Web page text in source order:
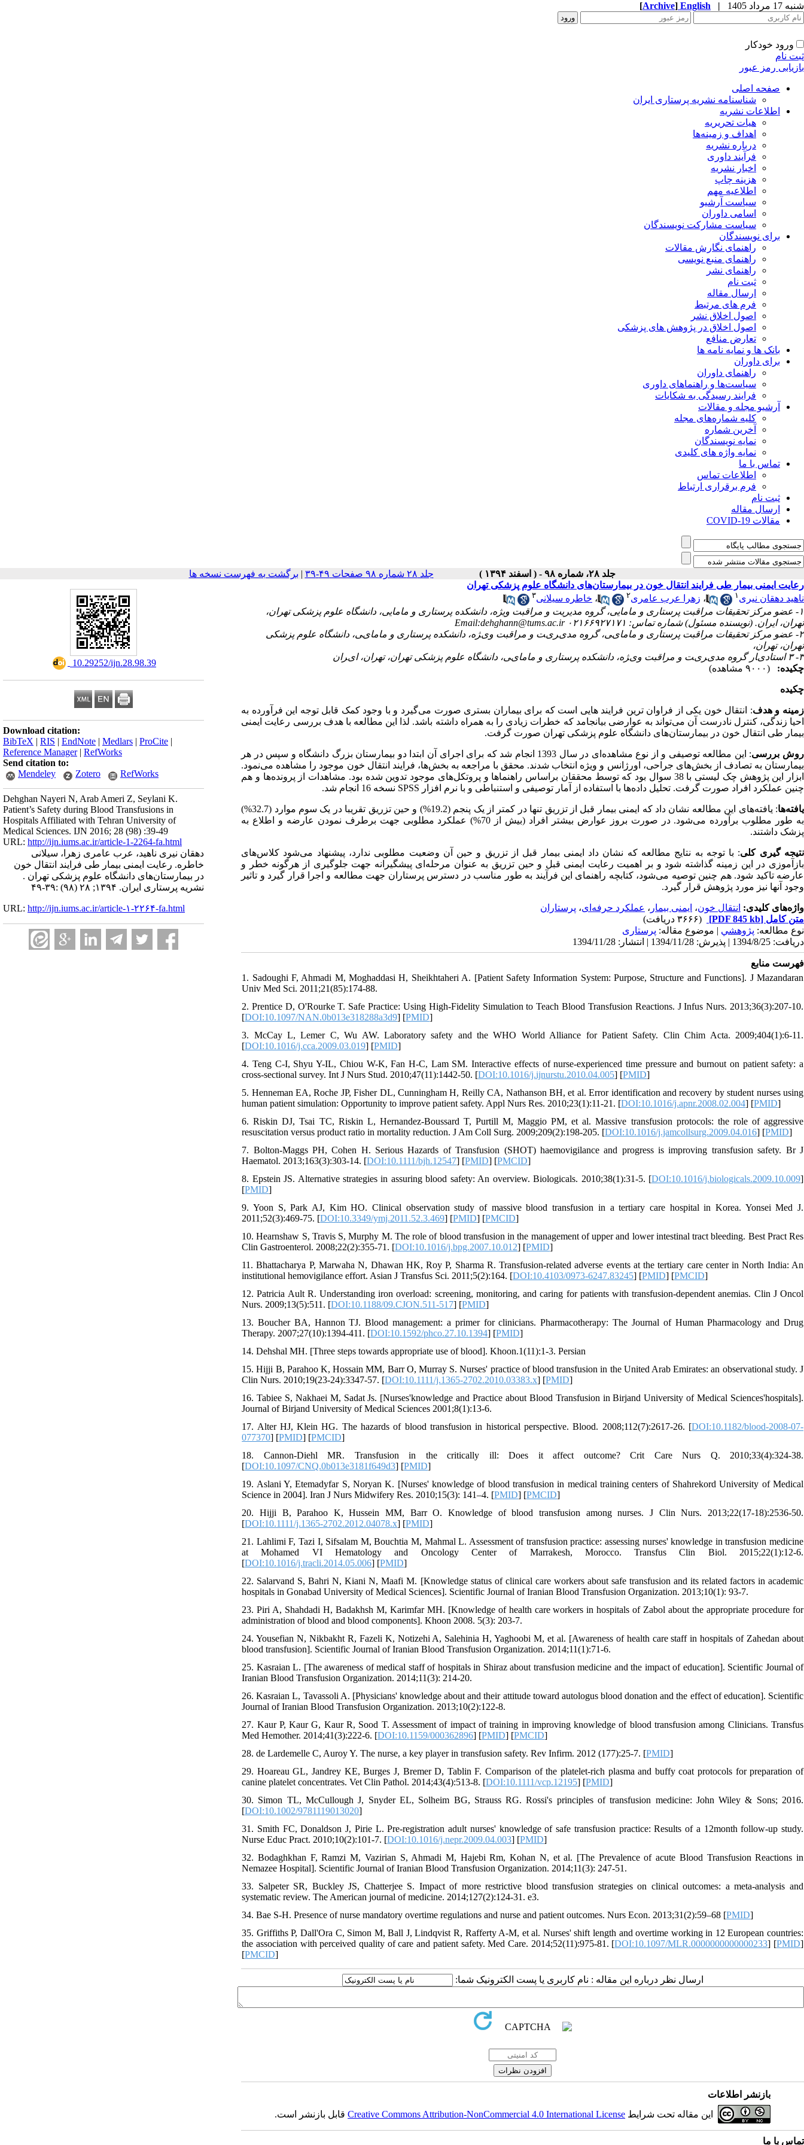
شنبه 17 مرداد 1405 |
English
[Archive]
ورود خودکار
ثبت نام
بازیابی رمز عبور
صفحه اصلی
شناسنامه نشریه پرستاری ایران
اطلاعات نشریه
هیات تحریریه
اهداف و زمینه‌ها
درباره نشریه
فرآیند داوری
اخبار نشریه
هزینه چاپ
اطلاعیه مهم
سیاست آرشیو
اسامی داوران
سیاست مشارکت نویسندگان
برای نویسندگان
راهنمای نگارش مقالات
راهنمای منبع نویسی
راهنمای نشر
ثبت نام
ارسال مقاله
فرم های مرتبط
اصول اخلاق نشر
اصول اخلاق در پژوهش های پزشکی
تعارض منافع
بانک ها و نمایه نامه ها
برای داوران
راهنمای داوران
سیاست‌ها و راهنماهای داوری
فرایند رسیدگی به شکایات
آرشیو مجله و مقالات
کلیه شماره‌های مجله
آخرین شماره
نمایه نویسندگان
نمایه واژه های کلیدی
تماس با ما
اطلاعات تماس
فرم برقراری ارتباط
ثبت نام
ارسال مقاله
مقالات COVID-19
جلد ۲۸، شماره ۹۸ - ( اسفند ۱۳۹۴ ) جلد ۲۸ شماره ۹۸ صفحات ۴۹-۳۹ | برگشت به فهرست نسخه ها
‎ 10.29252/ijn.28.98.39
Download citation:
BibTeX | RIS | EndNote | Medlars | ProCite |
Reference Manager| RefWorks
Send citation to:
Mendeley
Zotero RefWorks
Dehghan Nayeri N, Arab Ameri Z, Seylani K.
Patient’s Safety during Blood Transfusions in
Hospitals Affiliated with Tehran University of
Medical Sciences. IJN 2016; 28 (98) :39-49
URL: http://ijn.iums.ac.ir/article-1-2264-fa.html
دهقان نیری ناهید، عرب عامری زهرا، سیلانی
خاطره. رعایت ایمنی بیمار طی فرایند انتقال خون
در بیمارستان‌های دانشگاه علوم پزشکی تهران .
نشریه پرستاری ایران. ۱۳۹۴; ۲۸ (۹۸) :۳۹-۴۹
URL: http://ijn.iums.ac.ir/article-۱-۲۲۶۴-fa.html
رعایت ایمنی بیمار طی فرایند انتقال خون در بیمارستان‌های دانشگاه علوم پزشکی تهران
ناهید دهقان نیری ۱ ، زهرا عرب عامری۲ ، خاطره سیلانی۳
۱- عضو مرکز تحقیقات مراقبت پرستاری و مامایی، گروه مدیریت و مراقبت ویژه، دانشکده پرستاری و مامایی، دانشگاه علوم پزشکی تهران،
تهران، ایران. (نویسنده مسئول) شماره تماس: ۰۲۱۶۶۹۲۷۱۷۱ Email:dehghann@tums.ac.ir
۲- ﻋﻀﻮ ﻣﺮﮐﺰ ﺗﺤﻘﯿﻘﺎت ﻣﺮاﻗﺒﺖ ﭘﺮﺳﺘﺎری و ﻣﺎﻣﺎیﯽ، ﮔﺮوه ﻣﺪیﺮیﺖ و ﻣﺮاﻗﺒﺖ ویﮋه، داﻧﺸﮑﺪه ﭘﺮﺳﺘﺎری و ﻣﺎﻣﺎیﯽ، داﻧﺸﮕﺎه ﻋﻠﻮم ﭘﺰﺷﮑﯽ
ﺗﻬﺮان، ﺗﻬﺮان،
۳- ۳ اﺳﺘﺎدیﺎر ﮔﺮوه ﻣﺪیﺮیﺖ و ﻣﺮاﻗﺒﺖ ویﮋه، داﻧﺸﮑﺪه ﭘﺮﺳﺘﺎری و ﻣﺎﻣﺎیﯽ، داﻧﺸﮕﺎه ﻋﻠﻮم ﭘﺰﺷﮑﯽ ﺗﻬﺮان، ﺗﻬﺮان، ایﺮان
چکیده:
(۹۰۰۰ مشاهده)
چکیده
زمینه و هدف: انتقال خون یکی از فراوان ترین فرایند هایی است که برای بیماران بستری صورت می‌گیرد و با وجود کمک قابل توجه این فرآورده به
احیا زندگی، کنترل نادرست آن می‌تواند به عوارضی بیانجامد که خطرات زیادی را به همراه داشته باشد. لذا این مطالعه با هدف بررسی رعایت ایمنی
بیمار طی انتقال خون در بیمارستان‌های دانشگاه علوم پزشکی تهران صورت گرفت.
روش بررسی
: این مطالعه توصیفی و از نوع مشاهده‌ای در سال 1393 انجام شد که برای اجرای آن ابتدا دو بیمارستان بزرگ دانشگاه و سپس در هر
بیمارستان به تصادف از بخش‌های جراحی، اورژانس و ویژه انتخاب شدند. محقق با مراجعه به بخش‌ها، فرایند انتقال خون موجود را مشاهده می‌نمود.
ابزار این پژوهش چک لیستی با 38 سوال بود که توسط محققان براساس راهنماها و پروتکل‌های موجود تدوین شده بود. مشاهدات از پرونده‌ها و هم
چنین عملکرد افراد صورت گرفت. تحلیل داده‌ها با استفاده از آمار توصیفی و استنباطی و با نرم افزار SPSS نسخه 16 انجام شد.
یافته‌ها
: یافته‌های این مطالعه نشان داد که ایمنی بیمار قبل از تزریق تنها در کمتر از یک پنجم (19.2%) و حین تزریق تقریبا در یک سوم موارد (32.7%)
به طور مطلوب برآورده می‌شود. در صورت بروز عوارض بیشتر افراد (بیش از 70%) عملکرد مطلوبی جهت برطرف نمودن عارضه و اطلاع به
پزشک داشتند.
نتیجه گیری کلی: با توجه به نتایج مطالعه که نشان داد ایمنی بیمار قبل از تزریق و حین آن وضعیت مطلوبی ندارد، پیشنهاد می‌شود کلاس‌های
بازآموزی در این زمینه گذاشته شود و بر اهمیت رعایت ایمنی قبل و حین تزریق به عنوان مرحله‌ای پیشگیرانه جهت جلوگیری از هرگونه خطر و
عارضه تاکید شود. هم چنین توصیه می‌شود، کتابچه راهنمای این فرآیند به طور مناسب در دسترس پرستاران جهت مطالعه و اجرا قرار گیرد و تاثیر
وجود آنها نیز مورد پژوهش قرار گیرد.
واژه‌های کلیدی: انتقال خون، ایمنی بیمار ، عملکرد حرفه‌ای، پرستاران
متن کامل [PDF 845 kb]
(۳۶۶۶ دریافت)
نوع مطالعه: پژوهشي | موضوع مقاله: پرستاری
دریافت: 1394/8/25 | پذیرش: 1394/11/28 | انتشار: 1394/11/28
فهرست منابع
1. Sadoughi F, Ahmadi M, Moghaddasi H, Sheikhtaheri A. [Patient Safety Information System: Purpose, Structure and Functions]. J Mazandaran
Univ Med Sci. 2011;21(85):174-88.
2. Prentice D, O'Rourke T. Safe Practice: Using High-Fidelity Simulation to Teach Blood Transfusion Reactions. J Infus Nurs. 2013;36(3):207-10.
[DOI:10.1097/NAN.0b013e318288a3d9] [PMID]
3. McCay L, Lemer C, Wu AW. Laboratory safety and the WHO World Alliance for Patient Safety. Clin Chim Acta. 2009;404(1):6-11.
[DOI:10.1016/j.cca.2009.03.019] [PMID]
4. Teng C-I, Shyu Y-IL, Chiou W-K, Fan H-C, Lam SM. Interactive effects of nurse-experienced time pressure and burnout on patient safety: a
cross-sectional survey. Int J Nurs Stud. 2010;47(11):1442-50. [DOI:10.1016/j.ijnurstu.2010.04.005] [PMID]
5. Henneman EA, Roche JP, Fisher DL, Cunningham H, Reilly CA, Nathanson BH, et al. Error identification and recovery by student nurses using
human patient simulation: Opportunity to improve patient safety. Appl Nurs Res. 2010;23(1):11-21. [DOI:10.1016/j.apnr.2008.02.004] [PMID]
6. Riskin DJ, Tsai TC, Riskin L, Hernandez-Boussard T, Purtill M, Maggio PM, et al. Massive transfusion protocols: the role of aggressive
resuscitation versus product ratio in mortality reduction. J Am Coll Surg. 2009;209(2):198-205. [DOI:10.1016/j.jamcollsurg.2009.04.016] [PMID]
7. Bolton‐Maggs PH, Cohen H. Serious Hazards of Transfusion (SHOT) haemovigilance and progress is improving transfusion safety. Br J
Haematol. 2013;163(3):303-14. [DOI:10.1111/bjh.12547] [PMID] [PMCID]
8. Epstein JS. Alternative strategies in assuring blood safety: An overview. Biologicals. 2010;38(1):31-5. [DOI:10.1016/j.biologicals.2009.10.009]
[PMID]
9. Yoon S, Park AJ, Kim HO. Clinical observation study of massive blood transfusion in a tertiary care hospital in Korea. Yonsei Med J.
2011;52(3):469-75. [DOI:10.3349/ymj.2011.52.3.469] [PMID] [PMCID]
10. Hearnshaw S, Travis S, Murphy M. The role of blood transfusion in the management of upper and lower intestinal tract bleeding. Best Pract Res
Clin Gastroenterol. 2008;22(2):355-71. [DOI:10.1016/j.bpg.2007.10.012] [PMID]
11. Bhattacharya P, Marwaha N, Dhawan HK, Roy P, Sharma R. Transfusion-related adverse events at the tertiary care center in North India: An
institutional hemovigilance effort. Asian J Transfus Sci. 2011;5(2):164. [DOI:10.4103/0973-6247.83245] [PMID] [PMCID]
12. Patricia Ault R. Understanding iron overload: screening, monitoring, and caring for patients with transfusion-dependent anemias. Clin J Oncol
Nurs. 2009;13(5):511. [DOI:10.1188/09.CJON.511-517] [PMID]
13. Boucher BA, Hannon TJ. Blood management: a primer for clinicians. Pharmacotherapy: The Journal of Human Pharmacology and Drug
Therapy. 2007;27(10):1394-411. [DOI:10.1592/phco.27.10.1394] [PMID]
14. Dehshal MH. [Three steps towards appropriate use of blood]. Khoon.1(11):1-3. Persian
15. Hijji B, Parahoo K, Hossain MM, Barr O, Murray S. Nurses' practice of blood transfusion in the United Arab Emirates: an observational study. J
Clin Nurs. 2010;19(23‐24):3347-57. [DOI:10.1111/j.1365-2702.2010.03383.x] [PMID]
16. Tabiee S, Nakhaei M, Sadat Js. [Nurses'knowledge and Practice about Blood Transfusion in Birjand University of Medical Sciences'hospitals].
Journal of Birjand University of Medical Sciences 2001;8(1):13-6.
17. Alter HJ, Klein HG. The hazards of blood transfusion in historical perspective. Blood. 2008;112(7):2617-26. [DOI:10.1182/blood-2008-07-
077370] [PMID] [PMCID]
18. Cannon-Diehl MR. Transfusion in the critically ill: Does it affect outcome? Crit Care Nurs Q. 2010;33(4):324-38.
[DOI:10.1097/CNQ.0b013e3181f649d3] [PMID]
19. Aslani Y, Etemadyfar S, Noryan K. [Nurses' knowledge of blood transfusion in medical training centers of Shahrekord University of Medical
Science in 2004]. Iran J Nurs Midwifery Res. 2010;15(3): 141–4. [PMID] [PMCID]
20. Hijji B, Parahoo K, Hussein MM, Barr O. Knowledge of blood transfusion among nurses. J Clin Nurs. 2013;22(17-18):2536-50.
[DOI:10.1111/j.1365-2702.2012.04078.x] [PMID]
21. Lahlimi F, Tazi I, Sifsalam M, Bouchtia M, Mahmal L. Assessment of transfusion practice: assessing nurses' knowledge in transfusion medicine
at Mohamed VI Hematology and Oncology Center of Marrakesh, Morocco. Transfus Clin Biol. 2015;22(1):12-6.
[DOI:10.1016/j.tracli.2014.05.006] [PMID]
22. Salarvand S, Bahri N, Kiani N, Maafi M. [Knowledge status of clinical care workers about safe transfusion and its related factors in academic
hospitals in Gonabad University of Medical Sciences]. Scientific Journal of Iranian Blood Transfusion Organization. 2013;10(1): 93-7.
23. Piri A, Shahdadi H, Badakhsh M, Karimfar MH. [Knowledge of health care workers in hospitals of Zabol about the appropriate procedure for
administration of blood and blood components]. Khoon 2008. 5(3): 203-7.
24. Yousefian N, Nikbakht R, Fazeli K, Notizehi A, Salehinia H, Yaghoobi M, et al. [Awareness of health care staff in hospitals of Zahedan about
blood transfusion]. Scientific Journal of Iranian Blood Transfusion Organization. 2014;11(1):71-6.
25. Kasraian L. [The awareness of medical staff of hospitals in Shiraz about transfusion medicine and the impact of education]. Scientific Journal of
Iranian Blood Transfusion Organization. 2014;11(3): 214-20.
26. Kasraian L, Tavassoli A. [Physicians' knowledge about and their attitude toward autologus blood donation and the effect of education]. Scientific
Journal of Iranian Blood Transfusion Organization. 2013;10(2):122-8.
27. Kaur P, Kaur G, Kaur R, Sood T. Assessment of impact of training in improving knowledge of blood transfusion among Clinicians. Transfus
Med Hemother. 2014;41(3):222-6. [DOI:10.1159/000362896] [PMID] [PMCID]
28. de Lardemelle C, Auroy Y. The nurse, a key player in transfusion safety. Rev Infirm. 2012 (177):25-7. [PMID]
29. Hoareau GL, Jandrey KE, Burges J, Bremer D, Tablin F. Comparison of the platelet‐rich plasma and buffy coat protocols for preparation of
canine platelet concentrates. Vet Clin Pathol. 2014;43(4):513-8. [DOI:10.1111/vcp.12195] [PMID]
30. Simon TL, McCullough J, Snyder EL, Solheim BG, Strauss RG. Rossi's principles of transfusion medicine: John Wiley & Sons; 2016.
[DOI:10.1002/9781119013020]
31. Smith FC, Donaldson J, Pirie L. Pre-registration adult nurses' knowledge of safe transfusion practice: Results of a 12month follow-up study.
Nurse Educ Pract. 2010;10(2):101-7. [DOI:10.1016/j.nepr.2009.04.003] [PMID]
32. Bodaghkhan F, Ramzi M, Vazirian S, Ahmadi M, Hajebi Rm, Kohan N, et al. [The Prevalence of acute Blood Transfusion Reactions in
Nemazee Hospital]. Scientific Journal of Iranian Blood Transfusion Organization. 2014;11(3): 247-51.
33. Salpeter SR, Buckley JS, Chatterjee S. Impact of more restrictive blood transfusion strategies on clinical outcomes: a meta-analysis and
systematic review. The American journal of medicine. 2014;127(2):124-31. e3.
34. Bae S-H. Presence of nurse mandatory overtime regulations and nurse and patient outcomes. Nurs Econ. 2013;31(2):59–68 [PMID]
35. Griffiths P, Dall'Ora C, Simon M, Ball J, Lindqvist R, Rafferty A-M, et al. Nurses' shift length and overtime working in 12 European countries:
the association with perceived quality of care and patient safety. Med Care. 2014;52(11):975-81. [DOI:10.1097/MLR.0000000000000233] [PMID]
[PMCID]
ارسال نظر درباره این مقاله : نام کاربری یا پست الکترونیک شما:
بازنشر اطلاعات
این مقاله تحت شرایط Creative Commons Attribution-NonCommercial 4.0 International Licenseقابل بازنشر است.
تماس با ما